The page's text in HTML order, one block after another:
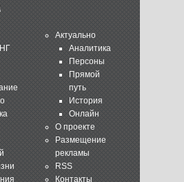
Актуально
Аналитика
Персоны
Прямой
путь
История
Онлайн
О проекте
Размещение
рекламы
RSS
Контакты